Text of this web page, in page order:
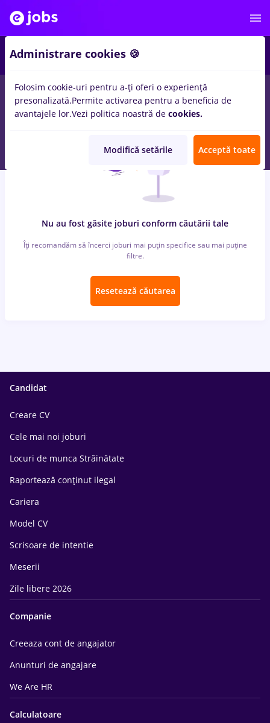
locuri de muncafermainIasi (Iasi) in Banci
Nu au fost găsite joburi conform căutării tale
Îți recomandăm să încerci joburi mai puțin specifice sau mai puține
filtre.
Resetează căutarea
Candidat
Creare CV
Cele mai noi joburi
Locuri de munca Străinătate
Raportează conținut ilegal
Cariera
Model CV
Scrisoare de intentie
Meserii
Zile libere 2026
Companie
Creeaza cont de angajator
Anunturi de angajare
We Are HR
Calculatoare
Administrare cookies 🍪
Folosim cookie-uri pentru a-ți oferi o experiență
presonalizată.Permite activarea pentru a beneficia de
avantajele lor.Vezi politica noastră de cookies.
Modifică setările Acceptă toate